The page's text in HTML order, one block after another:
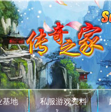
基地 私服游戏资料